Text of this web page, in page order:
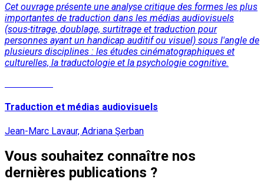
Cet ouvrage présente une analyse critique des formes les plus
importantes de traduction dans les médias audiovisuels
(sous-titrage, doublage, surtitrage et traduction pour
personnes ayant un handicap auditif ou visuel) sous l'angle de
plusieurs disciplines : les études cinématographiques et
culturelles, la traductologie et la psychologie cognitive.
Traduction et médias audiovisuels
Jean-Marc Lavaur, Adriana Şerban
Vous souhaitez connaître nos
dernières publications ?